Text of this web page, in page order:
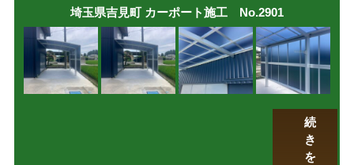
埼玉県吉見町 カーポート施工 No.2901
続
き
を